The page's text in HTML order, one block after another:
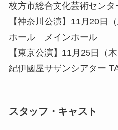
枚方市総合文化芸術セン
【神奈川公演】11月20日
ホール メインホール
【東京公演】11月25日（
紀伊國屋サザンシアター
スタッフ・キャスト